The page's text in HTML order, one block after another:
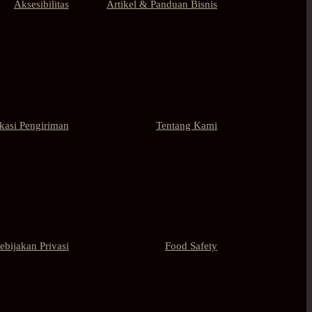
Aksesibilitas Artikel & Panduan Bisnis
Pengiriman Tentang Kami
Privasi Food Safety